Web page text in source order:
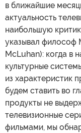
в ближайшие
актуальность
наибольшую
указывал
McLuhan): когда в
культурные
из характеристик
будем ставить во
продукты не
телевизионные
фильмами, мы